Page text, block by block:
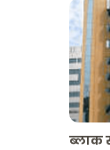
ब्लाक